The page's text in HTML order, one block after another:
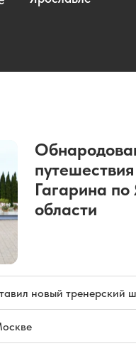
Гагарина
области
новый тренерский